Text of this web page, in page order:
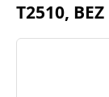
T2510,